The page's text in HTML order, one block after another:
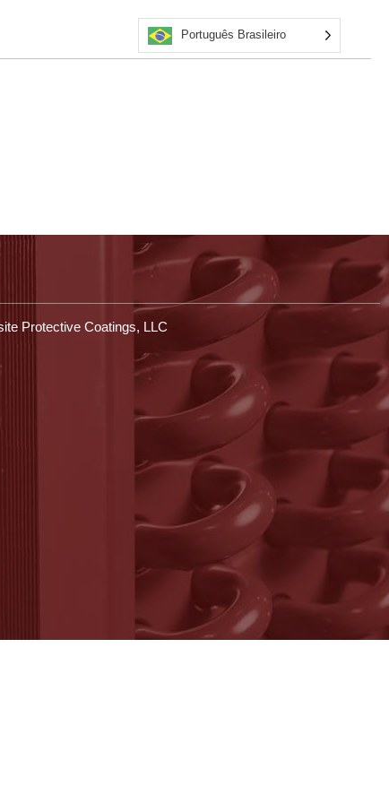
Português Brasileiro
Protective Coatings, LLC